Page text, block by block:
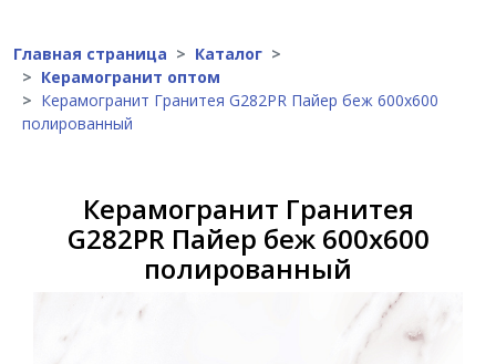
Главная страница
Каталог
Керамогранит оптом
Керамогранит Гранитея G282PR Пайер беж 600x600
полированный
Керамогранит Гранитея
G282PR Пайер беж 600x600
полированный